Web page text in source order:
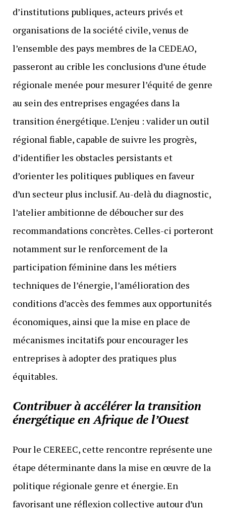
d’institutions publiques, acteurs privés et
organisations de la société civile, venus de
l’ensemble des pays membres de la CEDEAO,
passeront au crible les conclusions d’une étude
régionale menée pour mesurer l’équité de genre
au sein des entreprises engagées dans la
transition énergétique. L’enjeu : valider un outil
régional fiable, capable de suivre les progrès,
d’identifier les obstacles persistants et
d’orienter les politiques publiques en faveur
d’un secteur plus inclusif. Au-delà du diagnostic,
l’atelier ambitionne de déboucher sur des
recommandations concrètes. Celles-ci porteront
notamment sur le renforcement de la
participation féminine dans les métiers
techniques de l’énergie, l’amélioration des
conditions d’accès des femmes aux opportunités
économiques, ainsi que la mise en place de
mécanismes incitatifs pour encourager les
entreprises à adopter des pratiques plus
équitables.
Contribuer à accélérer la transition
énergétique en Afrique de l’Ouest
Pour le CEREEC, cette rencontre représente une
étape déterminante dans la mise en œuvre de la
politique régionale genre et énergie. En
favorisant une réflexion collective autour d’un